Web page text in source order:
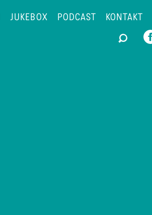
JUKEBOX PODCAST KONTAKT